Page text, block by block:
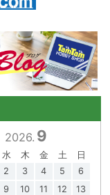
2026. 9
水 木 金 土
日
2 3 4 5
6
9 10 11 12
13